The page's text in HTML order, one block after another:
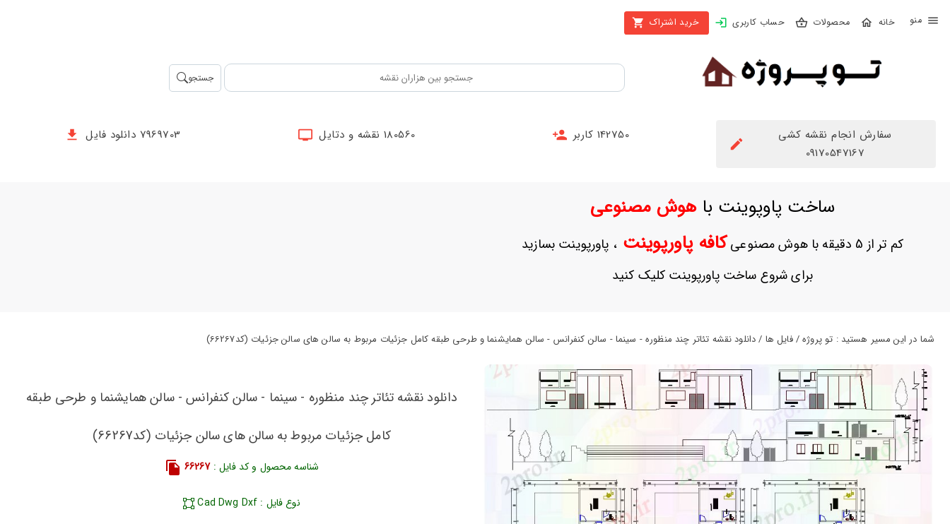
محصولات حساب کاربری خرید اشتراک
بستن
محصولات
حساب
کاربری
ثبت
نام
بازیابی
رمز
عبور
جستجو
سفارش انجام نقشه کشی
09170547167
142750 کاربر 180560 نقشه و دتایل 7969703 دانلود فایل
ساخت پاوپوینت باهوش مصنوعی
کم تر از 5 دقیقه با هوش مصنوعی کافه پاورپوینت، پاورپوینت بسازید
برای شروع ساخت پاورپوینت کلیک کنید
شما در این مسیر هستید : تو پروژه / فایل ها / دانلود نقشه تئاتر چند منظوره - سینما - سالن کنفرانس - سالن همایشنما و طرحی طبقه کامل جزئیات مربوط به سالن های سالن جزئیات (کد66267)
دانلود نقشه تئاتر چند منظوره - سینما - سالن کنفرانس - سالن همایشنما و طرحی طبقه
کامل جزئیات مربوط به سالن های سالن جزئیات (کد66267)
شناسه محصول و کد فایل :66267
نوع فایل : Cad Dwg Dxf